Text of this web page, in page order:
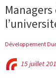
Développement
15 juillet